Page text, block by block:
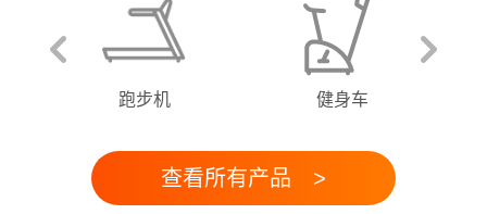
跑步机 健身车
查看所有产品 >